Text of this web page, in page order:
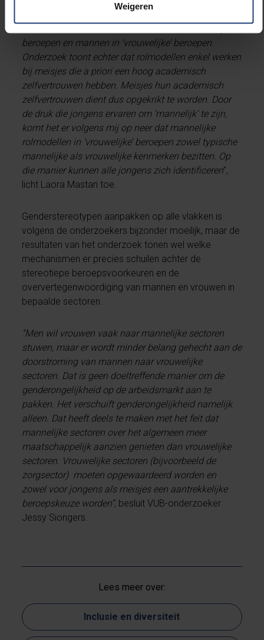
Weigeren
stereotiepe beroepsvoorkeuren aangepakt moeten
beroepen en mannen in ‘vrouwelijke’ beroepen.
Onderzoek toont echter dat rolmodellen enkel werken
bij meisjes die a priori een hoog academisch
zelfvertrouwen hebben. Meisjes hun academisch
zelfvertrouwen dient dus opgekrikt te worden. Door
de druk die jongens ervaren om ‘mannelijk’ te zijn,
komt het er volgens mij op neer dat mannelijke
rolmodellen in ‘vrouwelijke’ beroepen zowel typische
mannelijke als vrouwelijke kenmerken bezitten. Op
die manier kunnen alle jongens zich identificeren”,
licht Laora Mastari toe.
Genderstereotypen aanpakken op alle vlakken is
volgens de onderzoekers bijzonder moeilijk, maar de
resultaten van het onderzoek tonen wel welke
mechanismen er precies schuilen achter de
stereotiepe beroepsvoorkeuren en de
oververtegenwoordiging van mannen en vrouwen in
bepaalde sectoren.
“Men wil vrouwen vaak naar mannelijke sectoren
stuwen, maar er wordt minder belang gehecht aan de
doorstroming van mannen naar vrouwelijke
sectoren. Dat is geen doeltreffende manier om de
genderongelijkheid op de arbeidsmarkt aan te
pakken. Het verschuift genderongelijkheid namelijk
alleen. Dat heeft deels te maken met het feit dat
mannelijke sectoren over het algemeen meer
maatschappelijk aanzien genieten dan vrouwelijke
sectoren. Vrouwelijke sectoren (bijvoorbeeld de
zorgsector) moeten opgewaardeerd worden en
zowel voor jongens als meisjes een aantrekkelijke
beroepskeuze worden”, besluit VUB-onderzoeker
Jessy Siongers.
Lees meer over:
Inclusie en diversiteit